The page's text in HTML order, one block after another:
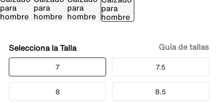
Talla
7 7.5
8 8.5
Guía de tallas